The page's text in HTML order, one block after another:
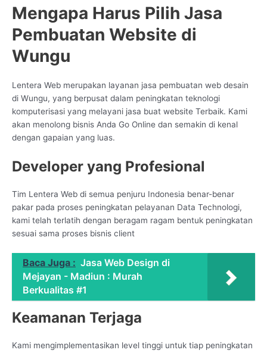
Mengapa Harus Pilih Jasa
Pembuatan Website di
Wungu
Lentera Web merupakan layanan jasa pembuatan web desain
di Wungu, yang berpusat dalam peningkatan teknologi
komputerisasi yang melayani jasa buat website Terbaik. Kami
akan menolong bisnis Anda Go Online dan semakin di kenal
dengan gapaian yang luas.
Developer yang Profesional
Tim Lentera Web di semua penjuru Indonesia benar-benar
pakar pada proses peningkatan pelayanan Data Technologi,
kami telah terlatih dengan beragam ragam bentuk peningkatan
sesuai sama proses bisnis client
Baca Juga : Jasa Web Design di
Mejayan - Madiun : Murah
Berkualitas #1
Keamanan Terjaga
Kami mengimplementasikan level tinggi untuk tiap peningkatan